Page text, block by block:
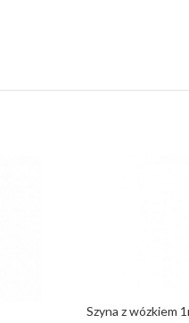
Szyna z wózkiem 1m